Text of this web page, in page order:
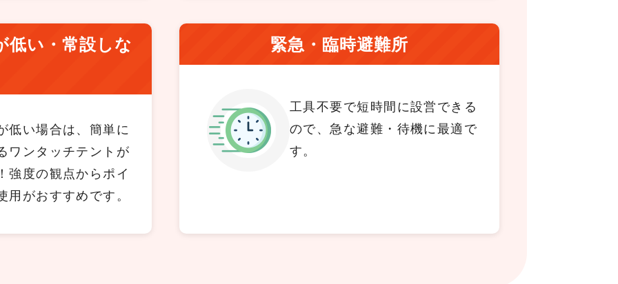
低い・常設しな
低い場合は、簡単に
ワンタッチテントが
強度の観点からポイ
用がおすすめです。
緊急・臨時避難所
工具不要で短時間に設営できる
ので、急な避難・待機に最適で
す。